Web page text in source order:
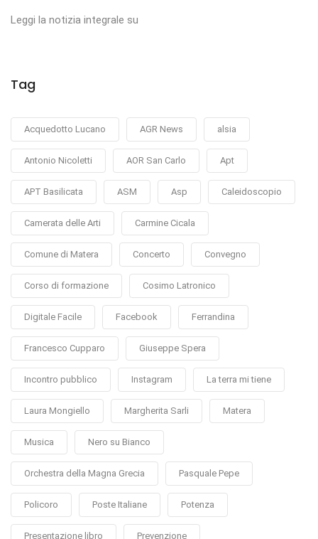
Leggi la notizia integrale su
Tag
Acquedotto Lucano AGR News alsia
Antonio Nicoletti AOR San Carlo Apt
APT Basilicata ASM Asp Caleidoscopio
Camerata delle Arti Carmine Cicala
Comune di Matera Concerto Convegno
Corso di formazione Cosimo Latronico
Digitale Facile Facebook Ferrandina
Francesco Cupparo Giuseppe Spera
Incontro pubblico Instagram La terra mi tiene
Laura Mongiello Margherita Sarli Matera
Musica Nero su Bianco
Orchestra della Magna Grecia Pasquale Pepe
Policoro Poste Italiane Potenza
Presentazione libro Prevenzione